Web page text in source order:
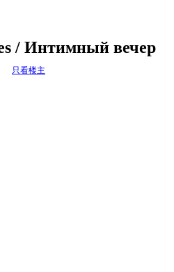
/ Интимный вечер
只看楼主